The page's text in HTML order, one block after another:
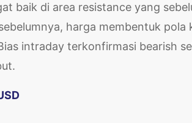
baik di area resistance yang
harga membentuk
intraday terkonfirmasi bearish